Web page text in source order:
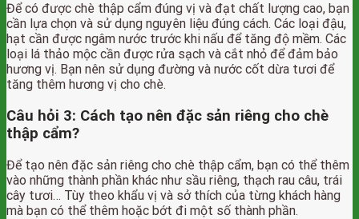
Để có được chè thập cẩm đúng vị và đạt chất lượng cao, bạn
cần lựa chọn và sử dụng nguyên liệu đúng cách. Các loại đậu,
hạt cần được ngâm nước trước khi nấu để tăng độ mềm. Các
loại lá thảo mộc cần được rửa sạch và cắt nhỏ để đảm bảo
hương vị. Bạn nên sử dụng đường và nước cốt dừa tươi để
tăng thêm hương vị cho chè.
Câu hỏi 3: Cách tạo nên đặc sản riêng cho chè
thập cẩm?
Để tạo nên đặc sản riêng cho chè thập cẩm, bạn có thể thêm
vào những thành phần khác như sầu riêng, thạch rau câu, trái
cây tươi… Tùy theo khẩu vị và sở thích của từng khách hàng
mà bạn có thể thêm hoặc bớt đi một số thành phần.